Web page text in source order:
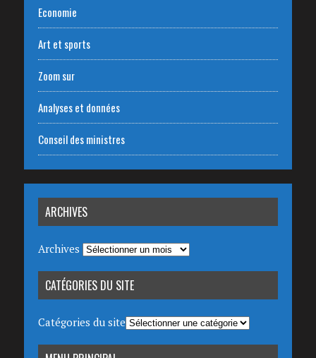
Economie
Art et sports
Zoom sur
Analyses et données
Conseil des ministres
ARCHIVES
Archives
CATÉGORIES DU SITE
Catégories du site